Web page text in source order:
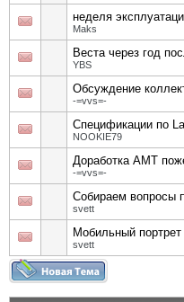
неделя
Маks
Веста через год
YBS
Обсуждение
-=vvs=-
Спецификации по
NOOKIE79
Доработка АМТ
-=vvs=-
Собираем вопросы
svett
Мобильный портрет
svett